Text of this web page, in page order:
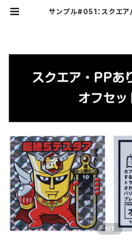
サンプル#051：スクエア/
1 /1